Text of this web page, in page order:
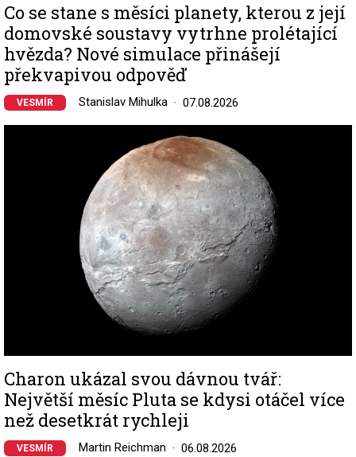
Co se stane s měsíci planety, kterou z její
domovské soustavy vytrhne prolétající
hvězda? Nové simulace přinášejí
překvapivou odpověď
VESMÍR Stanislav Mihulka 07.08.2026
Charon ukázal svou dávnou tvář:
Největší měsíc Pluta se kdysi otáčel více
než desetkrát rychleji
VESMÍR Martin Reichman 06.08.2026